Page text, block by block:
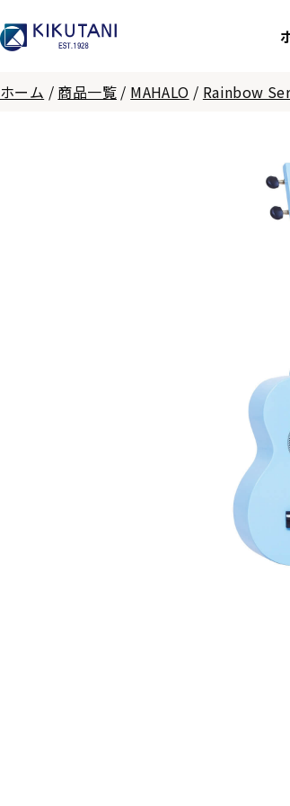
ホーム / 商品一覧 / MAHALO / Rainbow